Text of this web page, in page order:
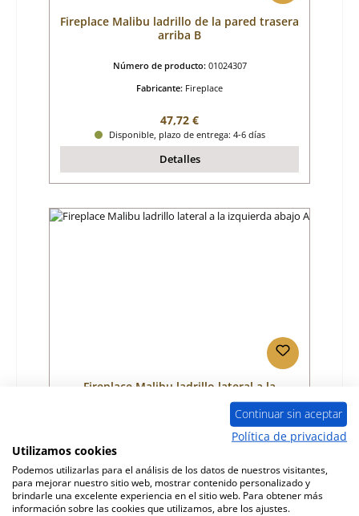
Fireplace Malibu ladrillo de la pared trasera
arriba B
Número de producto: 01024307
Fabricante: Fireplace
Precio normal:
47,72 €
Disponible, plazo de entrega: 4-6 días
Detalles
Fireplace Malibu ladrillo lateral a la
01045369
Precio normal:
47,72 €
Disponible, plazo de entrega: 4-6 días
Continuar sin aceptar
Política de privacidad
Utilizamos cookies
Podemos utilizarlas para el análisis de los datos de nuestros visitantes,
para mejorar nuestro sitio web, mostrar contenido personalizado y
brindarle una excelente experiencia en el sitio web. Para obtener más
información sobre las cookies que utilizamos, abre los ajustes.